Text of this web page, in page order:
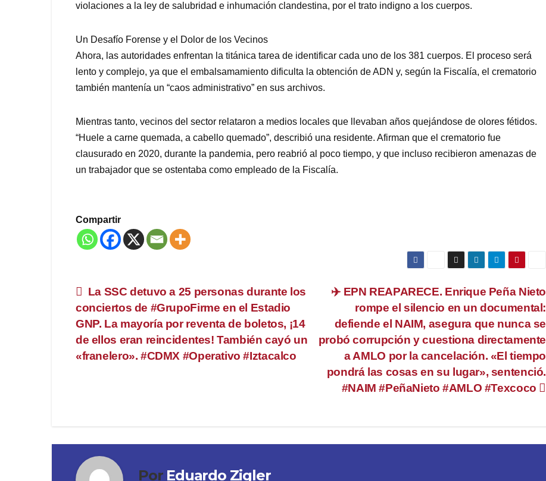
violaciones a la ley de salubridad e inhumación clandestina, por el trato indigno a los cuerpos.
Un Desafío Forense y el Dolor de los Vecinos
Ahora, las autoridades enfrentan la titánica tarea de identificar cada uno de los 381 cuerpos. El proceso será
lento y complejo, ya que el embalsamamiento dificulta la obtención de ADN y, según la Fiscalía, el crematorio
también mantenía un “caos administrativo” en sus archivos.
Mientras tanto, vecinos del sector relataron a medios locales que llevaban años quejándose de olores fétidos.
“Huele a carne quemada, a cabello quemado”, describió una residente. Afirman que el crematorio fue
clausurado en 2020, durante la pandemia, pero reabrió al poco tiempo, y que incluso recibieron amenazas de
un trabajador que se ostentaba como empleado de la Fiscalía.
Compartir
Navegación
de
entradas
✈️ EPN REAPARECE. Enrique Peña Nieto
rompe el silencio en un documental:
defiende el NAIM, asegura que nunca se
probó corrupción y cuestiona directamente
a AMLO por la cancelación. «El tiempo
pondrá las cosas en su lugar», sentenció.
#NAIM #PeñaNieto #AMLO #Texcoco
️ La SSC detuvo a 25 personas durante los
conciertos de #GrupoFirme en el Estadio
GNP. La mayoría por reventa de boletos, ¡14
de ellos eran reincidentes! También cayó un
«franelero». #CDMX #Operativo #Iztacalco
Por Eduardo Zigler